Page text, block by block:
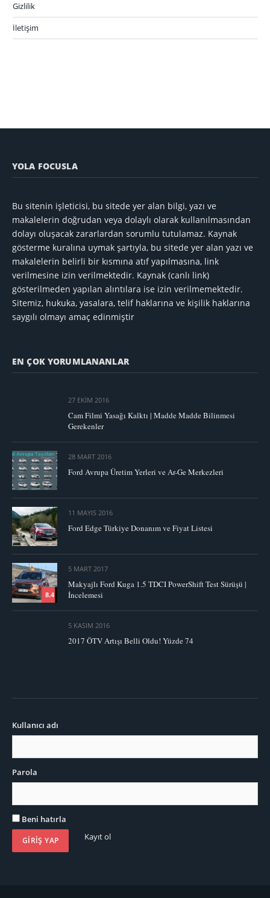
Gizlilik
İletişim
YOLA FOCUSLA
Bu sitenin işleticisi, bu sitede yer alan bilgi, yazı ve
makalelerin doğrudan veya dolaylı olarak kullanılmasından
dolayı oluşacak zararlardan sorumlu tutulamaz. Kaynak
gösterme kuralına uymak şartıyla, bu sitede yer alan yazı ve
makalelerin belirli bir kısmına atıf yapılmasına, link
verilmesine izin verilmektedir. Kaynak (canlı link)
gösterilmeden yapılan alıntılara ise izin verilmemektedir.
Sitemiz, hukuka, yasalara, telif haklarına ve kişilik haklarına
saygılı olmayı amaç edinmiştir
EN ÇOK YORUMLANANLAR
27 EKIM 2016
Cam Filmi Yasağı Kalktı | Madde Madde Bilinmesi
Gerekenler
28 MART 2016
Ford Avrupa Üretim Yerleri ve Ar-Ge Merkezleri
11 MAYIS 2016
Ford Edge Türkiye Donanım ve Fiyat Listesi
8.4
5 MART 2017
Makyajlı Ford Kuga 1.5 TDCI PowerShift Test Sürüşü |
İncelemesi
5 KASIM 2016
2017 ÖTV Artışı Belli Oldu! Yüzde 74
Kullanıcı adı
Parola
Beni hatırla
Kayıt ol